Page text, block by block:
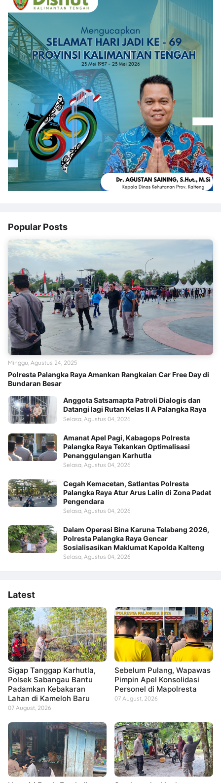
Popular Posts
Polresta Palangka Raya Amankan Rangkaian Car Free Day di
Bundaran Besar
Minggu, Agustus 24, 2025
Anggota Satsamapta Patroli Dialogis dan
Datangi lagi Rutan Kelas II A Palangka Raya
Selasa, Agustus 04, 2026
Amanat Apel Pagi, Kabagops Polresta
Palangka Raya Tekankan Optimalisasi
Penanggulangan Karhutla
Selasa, Agustus 04, 2026
Cegah Kemacetan, Satlantas Polresta
Palangka Raya Atur Arus Lalin di Zona Padat
Pengendara
Selasa, Agustus 04, 2026
Dalam Operasi Bina Karuna Telabang 2026,
Polresta Palangka Raya Gencar
Sosialisasikan Maklumat Kapolda Kalteng
Selasa, Agustus 04, 2026
Latest
Sigap Tanggap Karhutla,
Polsek Sabangau Bantu
Padamkan Kebakaran
Lahan di Kameloh Baru
07 August, 2026
Sebelum Pulang, Wapawas
Pimpin Apel Konsolidasi
Personel di Mapolresta
07 August, 2026